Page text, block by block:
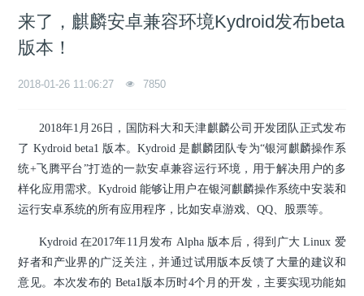
来了，麒麟安卓兼容环境Kydroid发布beta
版本！
2018-01-26 11:06:27 7850
2018年1月26日，国防科大和天津麒麟公司开发团队正式发布
了 Kydroid beta1 版本。Kydroid 是麒麟团队专为“银河麒麟操作系
统+飞腾平台”打造的一款安卓兼容运行环境，用于解决用户的多
样化应用需求。Kydroid 能够让用户在银河麒麟操作系统中安装和
运行安卓系统的所有应用程序，比如安卓游戏、QQ、股票等。
Kydroid 在2017年11月发布 Alpha 版本后，得到广大 Linux 爱
好者和产业界的广泛关注，并通过试用版本反馈了大量的建议和
意见。本次发布的 Beta1版本历时4个月的开发，主要实现功能如